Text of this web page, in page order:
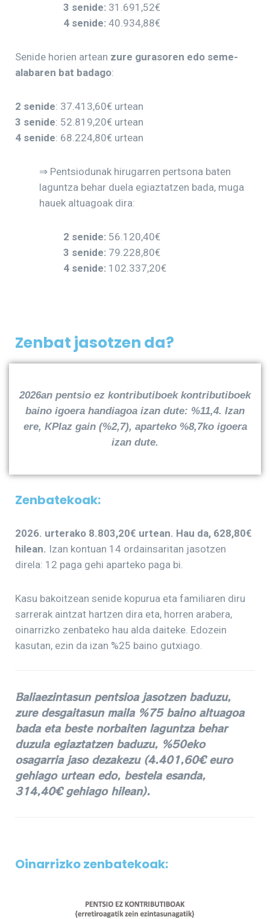
3 senide: 31.691,52€
4 senide: 40.934,88€
Senide horien artean zure gurasoren edo seme-
alabaren bat badago:
2 senide: 37.413,60€ urtean
3 senide: 52.819,20€ urtean
4 senide: 68.224,80€ urtean
⇒ Pentsiodunak hirugarren pertsona baten
laguntza behar duela egiaztatzen bada, muga
hauek altuagoak dira:
2 senide: 56.120,40€
3 senide: 79.228,80€
4 senide: 102.337,20€
Zenbat jasotzen da?
2026an pentsio ez kontributiboek kontributiboek
baino igoera handiagoa izan dute: %11,4. Izan
ere, KPIaz gain (%2,7), aparteko %8,7ko igoera
izan dute.
Zenbatekoak:
2026. urterako 8.803,20€ urtean. Hau da, 628,80€
hilean. Izan kontuan 14 ordainsaritan jasotzen
direla: 12 paga gehi aparteko paga bi.
Kasu bakoitzean senide kopurua eta familiaren diru
sarrerak aintzat hartzen dira eta, horren arabera,
oinarrizko zenbateko hau alda daiteke. Edozein
kasutan, ezin da izan %25 baino gutxiago.
Baliaezintasun pentsioa jasotzen baduzu,
zure desgaitasun maila %75 baino altuagoa
bada eta beste norbaiten laguntza behar
duzula egiaztatzen baduzu, %50eko
osagarria jaso dezakezu (4.401,60€ euro
gehiago urtean edo, bestela esanda,
314,40€ gehiago hilean).
Oinarrizko zenbatekoak: